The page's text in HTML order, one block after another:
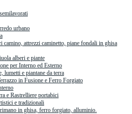
urbano
camino, attrezzi caminetto, piane fondali in ghisa
alberi e piante
per Interno ed Esterno
lumetti e piantane da terra
in Fusione e Ferro Forgiato
e Rastrelliere portabici
e tradizionali
in ghisa, ferro forgiato, alluminio.